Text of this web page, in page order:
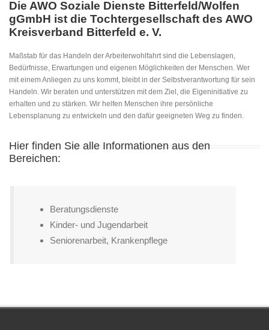
Die AWO Soziale Dienste Bitterfeld/Wolfen
gGmbH ist die Tochtergesellschaft des AWO
Kreisverband Bitterfeld e. V.
Maßstab für das Handeln der Arbeiterwohlfahrt sind die Lebenslagen,
Bedürfnisse, Erwartungen und eigenen Möglichkeiten der Menschen. Wer
mit einem Anliegen zu uns kommt, bleibt in der Selbstverantwortung für sein
Handeln. Wir beraten und unterstützen mit dem Ziel, die Eigeninitiative zu
erhalten und zu stärken. Wir helfen Menschen ihre persönliche
Lebensplanung zu entwickeln und den dafür geeigneten Weg zu finden.
Hier finden Sie alle Informationen aus den
Bereichen:
Beratungsdienste
Kinder- und Jugendarbeit
Seniorenarbeit, Krankenpflege